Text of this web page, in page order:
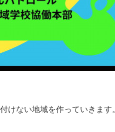
ない地域を作っていきます。